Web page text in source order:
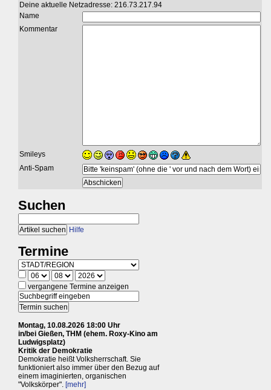
Deine aktuelle Netzadresse: 216.73.217.94
Name
Kommentar
Smileys
Anti-Spam
Suchen
Hilfe
Termine
vergangene Termine anzeigen
Montag, 10.08.2026 18:00 Uhr
in/bei Gießen, THM (ehem. Roxy-Kino am
Ludwigsplatz)
Kritik der Demokratie
Demokratie heißt Volksherrschaft. Sie
funktioniert also immer über den Bezug auf
einem imaginierten, organischen
"Volkskörper". [mehr]